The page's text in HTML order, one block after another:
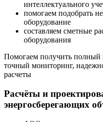
интеллектуального
помогаем подобрать
оборудование
составляем сметные
оборудования
Помогаем получить полный
точный мониторинг,
расчеты
Расчёты и
энергосберегающих